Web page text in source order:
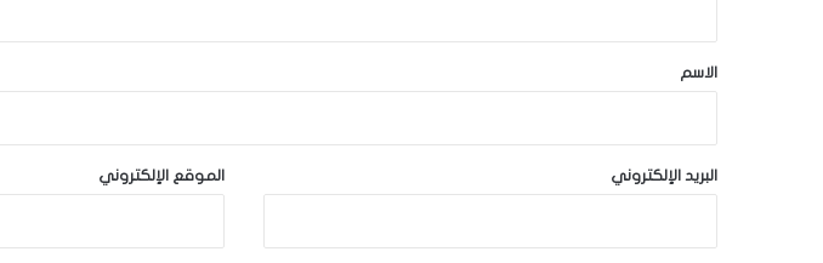
*
الاسم
البريد الإلكتروني الموقع الإلكتروني